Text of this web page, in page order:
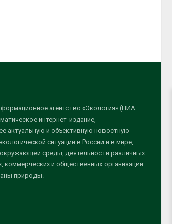
агентство «Экология» (НИА
интернет-издание,
актуальную и объективную новостную
ситуации в России и в мире,
среды, деятельности различных
коммерческих и общественных организаций
природы.